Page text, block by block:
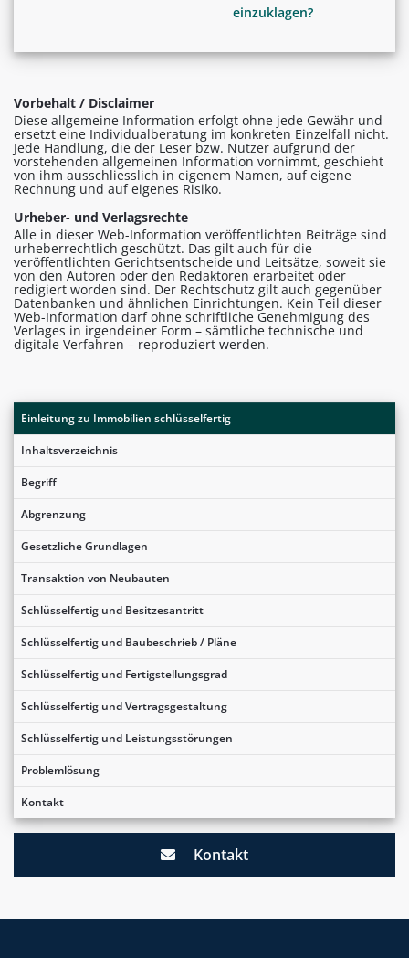
Einleitung zu Immobilien schlüsselfertig
Inhaltsverzeichnis
Begriff
Abgrenzung
Gesetzliche Grundlagen
Transaktion von Neubauten
Schlüsselfertig und Besitzesantritt
Schlüsselfertig und Baubeschrieb / Pläne
Schlüsselfertig und Fertigstellungsgrad
Schlüsselfertig und Vertragsgestaltung
Schlüsselfertig und Leistungsstörungen
Problemlösung
Kontakt
Kontakt
einzuklagen?
Vorbehalt / Disclaimer
Diese allgemeine Information erfolgt ohne jede Gewähr und
ersetzt eine Individualberatung im konkreten Einzelfall nicht.
Jede Handlung, die der Leser bzw. Nutzer aufgrund der
vorstehenden allgemeinen Information vornimmt, geschieht
von ihm ausschliesslich in eigenem Namen, auf eigene
Rechnung und auf eigenes Risiko.
Urheber- und Verlagsrechte
Alle in dieser Web-Information veröffentlichten Beiträge sind
urheberrechtlich geschützt. Das gilt auch für die
veröffentlichten Gerichtsentscheide und Leitsätze, soweit sie
von den Autoren oder den Redaktoren erarbeitet oder
redigiert worden sind. Der Rechtschutz gilt auch gegenüber
Datenbanken und ähnlichen Einrichtungen. Kein Teil dieser
Web-Information darf ohne schriftliche Genehmigung des
Verlages in irgendeiner Form – sämtliche technische und
digitale Verfahren – reproduziert werden.